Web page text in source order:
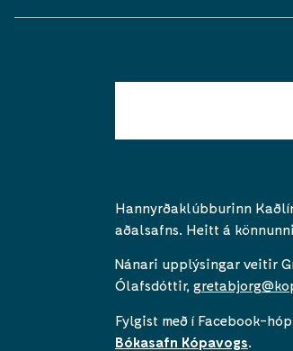
Hannyrðaklúbburinn
aðalsafns. Heitt á
Nánari upplýsingar veitir
Ólafsdóttir,
Fylgist með í Facebook-
Bókasafn Kópavogs